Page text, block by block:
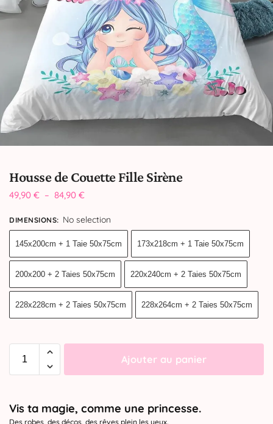
Housse de Couette Fille Sirène
49,90 € – 84,90 €
DIMENSIONS: No selection
145x200cm + 1 Taie 50x75cm 173x218cm + 1 Taie 50x75cm
200x200 + 2 Taies 50x75cm 220x240cm + 2 Taies 50x75cm
228x228cm + 2 Taies 50x75cm 228x264cm + 2 Taies 50x75cm
Ajouter au panier
Vis ta magie, comme une princesse.
Des robes, des décos, des rêves plein les yeux.